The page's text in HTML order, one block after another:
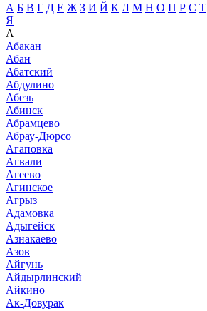
А Б В Г Д Е Ж З И Й К Л М Н О П Р С Т
Я
А
Абакан
Абан
Абатский
Абдулино
Абезь
Абинск
Абрамцево
Абрау-Дюрсо
Агаповка
Агвали
Агеево
Агинское
Агрыз
Адамовка
Адыгейск
Азнакаево
Азов
Айгунь
Айдырлинский
Айкино
Ак-Довурак